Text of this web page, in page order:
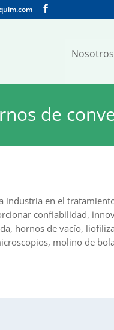
Nosotros
de
industria en el
confiabilidad,
hornos de vacío,
molino de